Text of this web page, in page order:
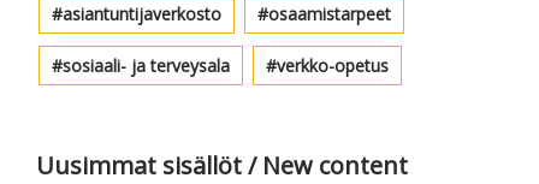
asiantuntijaverkosto osaamistarpeet
sosiaali- ja terveysala verkko-opetus
Uusimmat sisällöt / New content